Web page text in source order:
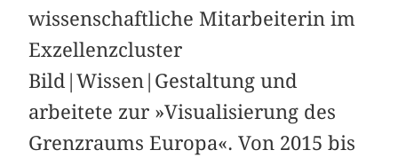
wissenschaftliche Mitarbeiterin im
Exzellenzcluster
Bild|Wissen|Gestaltung und
arbeitete zur »Visualisierung des
Grenzraums Europa«. Von 2015 bis